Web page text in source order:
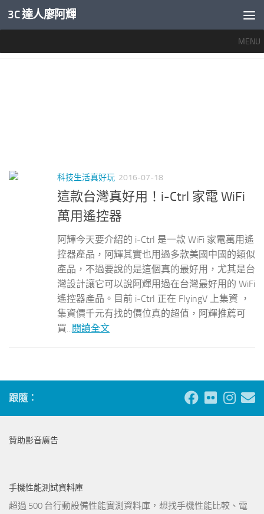
內文下方
3C 達人廖阿輝
MENU
科技生活真好玩 2016-07-18
這款台灣真好用！i-Ctrl 家電 WiFi
萬用遙控器
阿輝今天要介紹的 i-Ctrl 是一款 WiFi 家電萬用遙
控器產品，阿輝其實也用過多款美國中國的類似
產品，不過要說的是這個真的最好用，尤其是台
灣設計讓它可以說阿輝用過在台灣最好用的 WiFi
遙控器產品。目前 i-Ctrl 正在 FlyingV 上集資 ，
集資價千元有找的價位真的超值，阿輝推薦可
買...閱讀全文
跟隨：
贊助影音廣告
手機性能測試資料庫
超過 500 台行動設備性能實測資料庫，想找手機性能比較、電